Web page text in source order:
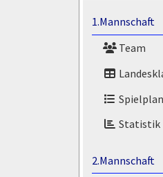
1.Mannschaft
Team
Spielplan
Statistik
2.Mannschaft